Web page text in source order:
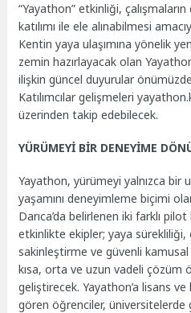
“Yayathon” etkinliği,
katılımı ile ele alınabilmesi
Kentin yaya ulaşımına yönelik
zemin hazırlayacak olan
ilişkin güncel duyurular
Katılımcılar gelişmeleri
üzerinden takip edebilecek.
YÜRÜMEYİ BİR DENEYİME
Yayathon, yürümeyi yalnızca bir
yaşamını deneyimleme biçimi
Darıca’da belirlenen iki farklı
etkinlikte ekipler; yaya
sakinleştirme ve güvenli
kısa, orta ve uzun vadeli çözüm
geliştirecek. Yayathon’a lisans
gören öğrenciler, üniversitelerde